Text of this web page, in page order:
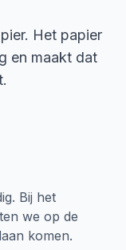
Het papier
en maakt dat
Bij het
we op de
komen.